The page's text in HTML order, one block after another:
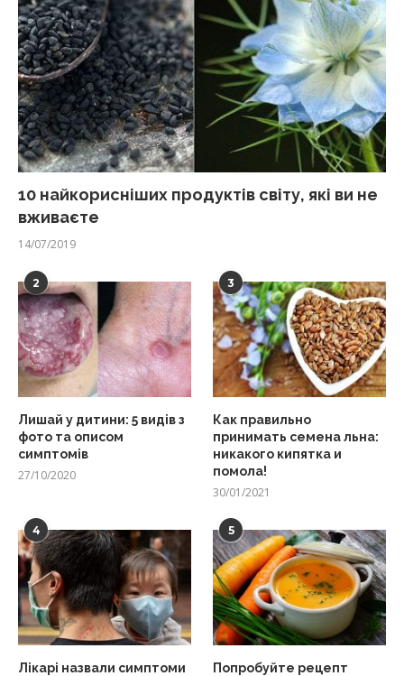
10 найкорисніших продуктів світу, які ви не
вживаєте
14/07/2019
2
Лишай у дитини: 5 видів з
фото та описом
симптомів
27/10/2020
3
Как правильно
принимать семена льна:
никакого кипятка и
помола!
30/01/2021
4
Лікарі назвали симптоми
5
Попробуйте рецепт